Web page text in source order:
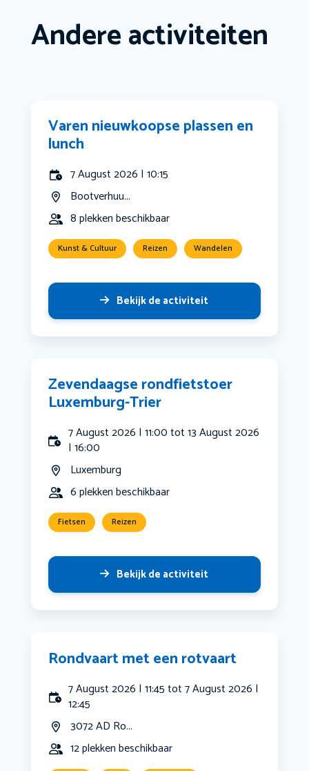
Andere activiteiten
Varen nieuwkoopse plassen en
lunch
7 August 2026 | 10:15
Bootverhuu...
8 plekken beschikbaar
Kunst & Cultuur Reizen Wandelen
Bekijk de activiteit
Zevendaagse rondfietstoer
Luxemburg-Trier
7 August 2026 | 11:00 tot 13 August 2026
| 16:00
Luxemburg
6 plekken beschikbaar
Fietsen Reizen
Bekijk de activiteit
Rondvaart met een rotvaart
7 August 2026 | 11:45 tot 7 August 2026 |
12:45
3072 AD Ro...
12 plekken beschikbaar